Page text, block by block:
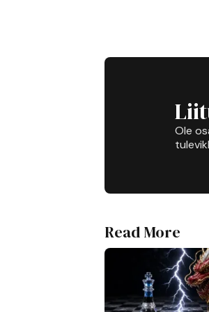
Ole
Read More